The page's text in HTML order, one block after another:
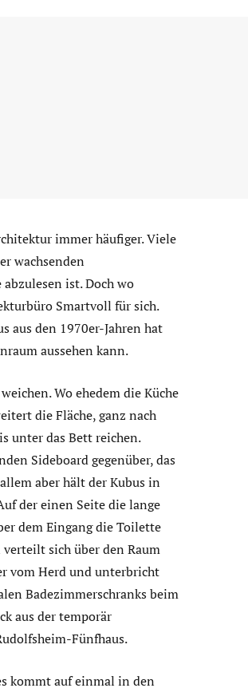
immer häufiger. Viele
wachsenden
ist. Doch wo
Smartvoll für sich.
aus den 1970er-Jahren hat
aussehen kann.
Wo ehedem die Küche
die Fläche, ganz nach
unter das Bett reichen.
Sideboard gegenüber, das
aber hält der Kubus in
der einen Seite die lange
dem Eingang die Toilette
verteilt sich über den Raum
vom Herd und unterbricht
Badezimmerschranks beim
aus der temporär
Fünfhaus.
kommt auf einmal in den